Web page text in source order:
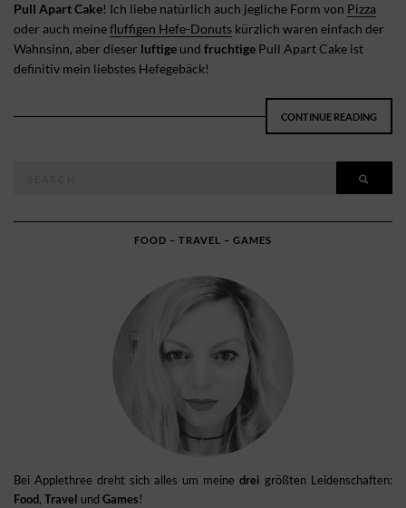
Pull Apart Cake! Ich liebe natürlich auch jegliche Form von Pizza
oder auch meinefluffigen Hefe-Donuts kürzlich waren einfach der
Wahnsinn, aber dieser luftige und fruchtige Pull Apart Cake ist
definitiv mein liebstes Hefegebäck!
CONTINUE READING
FOOD – TRAVEL – GAMES
Bei Applethree dreht sich alles um meine drei größten Leidenschaften:
Food, Travel und Games!